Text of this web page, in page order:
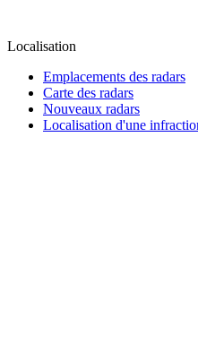
Localisation
Emplacements des radars
Carte des radars
Nouveaux radars
Localisation d'une